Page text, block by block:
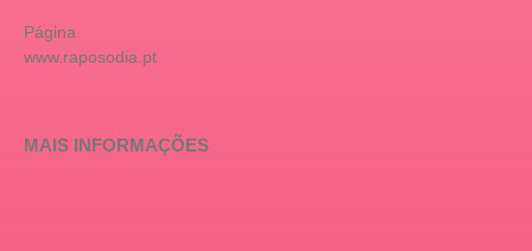
Página
www.raposodia.pt
MAIS INFORMAÇÕES